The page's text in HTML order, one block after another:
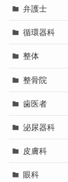
弁護士
循環器科
整体
整骨院
歯医者
泌尿器科
皮膚科
眼科